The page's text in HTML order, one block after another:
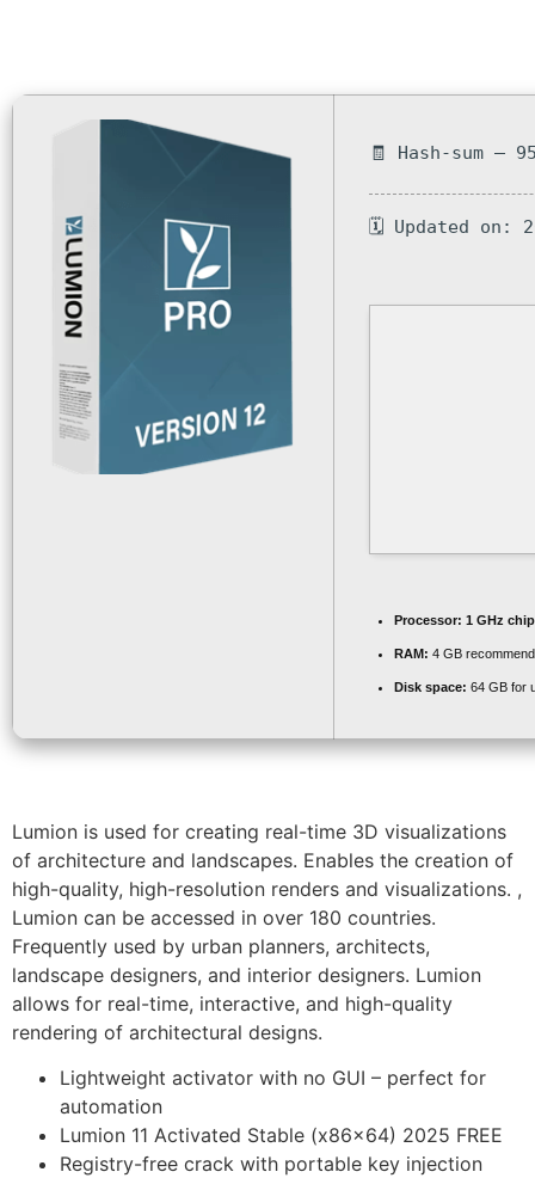
🧾 Hash-sum —
🗓 Updated on:
Processor: 1 GHz
RAM: 4 GB
Disk space: 64 GB for
Lumion is used for creating real-time 3D visualizations
of architecture and landscapes. Enables the creation of
high-quality, high-resolution renders and visualizations. ,
Lumion can be accessed in over 180 countries.
Frequently used by urban planners, architects,
landscape designers, and interior designers. Lumion
allows for real-time, interactive, and high-quality
rendering of architectural designs.
Lightweight activator with no GUI – perfect for
automation
Lumion 11 Activated Stable (x86x64) 2025 FREE
Registry-free crack with portable key injection